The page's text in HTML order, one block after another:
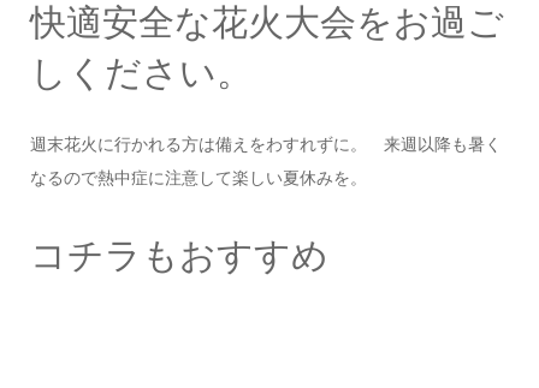
快適安全な花火大会をお過ご
しください。
週末花火に行かれる方は備えをわすれずに。 来週以降も暑く
なるので熱中症に注意して楽しい夏休みを。
コチラもおすすめ